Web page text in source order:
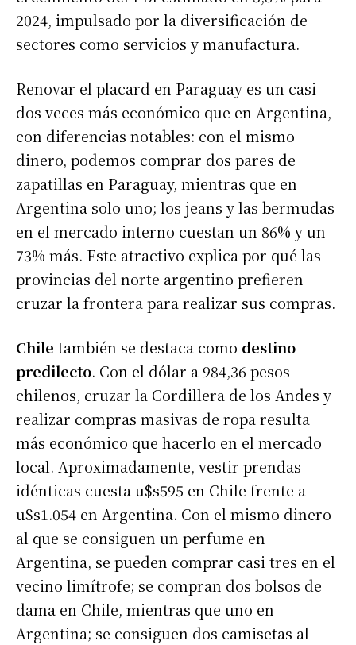
2024, impulsado por la diversificación de
sectores como servicios y manufactura.
Renovar el placard en Paraguay es un casi
dos veces más económico que en Argentina,
con diferencias notables: con el mismo
dinero, podemos comprar dos pares de
zapatillas en Paraguay, mientras que en
Argentina solo uno; los jeans y las bermudas
en el mercado interno cuestan un 86% y un
73% más. Este atractivo explica por qué las
provincias del norte argentino prefieren
cruzar la frontera para realizar sus compras.
Chile también se destaca como destino
predilecto. Con el dólar a 984,36 pesos
chilenos, cruzar la Cordillera de los Andes y
realizar compras masivas de ropa resulta
más económico que hacerlo en el mercado
local. Aproximadamente, vestir prendas
idénticas cuesta u$s595 en Chile frente a
u$s1.054 en Argentina. Con el mismo dinero
al que se consiguen un perfume en
Argentina, se pueden comprar casi tres en el
vecino limítrofe; se compran dos bolsos de
dama en Chile, mientras que uno en
Argentina; se consiguen dos camisetas al